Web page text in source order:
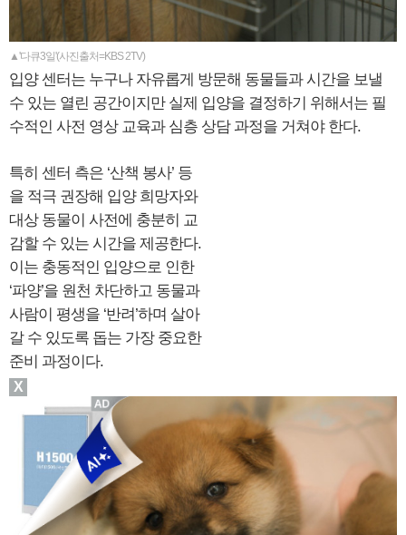
▲'다큐3일'(사진출처=KBS 2TV)
입양 센터는 누구나 자유롭게 방문해 동물들과 시간을 보낼
수 있는 열린 공간이지만 실제 입양을 결정하기 위해서는 필
수적인 사전 영상 교육과 심층 상담 과정을 거쳐야 한다.
특히 센터 측은 ‘산책 봉사’ 등
을 적극 권장해 입양 희망자와
대상 동물이 사전에 충분히 교
감할 수 있는 시간을 제공한다.
이는 충동적인 입양으로 인한
‘파양’을 원천 차단하고 동물과
사람이 평생을 ‘반려’하며 살아
갈 수 있도록 돕는 가장 중요한
준비 과정이다.
X